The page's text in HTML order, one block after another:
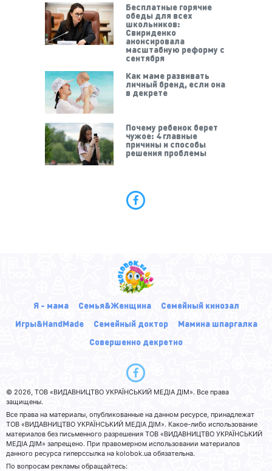
Бесплатные горячие
обеды для всех
школьников:
Свириденко
анонсировала
масштабную реформу с
сентября
Как маме развивать
личный бренд, если она
в декрете
Почему ребенок берет
чужое: 4 главные
причины и способы
решения проблемы
Я - мама Семья&Женщина
Семейный кинозал
Игры&HandMade
Семейный доктор
Мамина шпаргалка
Совершенно декретно
© 2026, ТОВ «ВИДАВНИЦТВО УКРАЇНСЬКИЙ МЕДІА ДІМ». Все права
защищены.
Все права на материалы, опубликованные на данном ресурсе, принадлежат
ТОВ «ВИДАВНИЦТВО УКРАЇНСЬКИЙ МЕДІА ДІМ». Какое-либо использование
материалов без письменного разрешения ТОВ «ВИДАВНИЦТВО УКРАЇНСЬКИЙ
МЕДІА ДІМ» запрещено. При правомерном использовании материалов
данного ресурса гиперссылка на kolobok.ua обязательна.
По вопросам рекламы обращайтесь: